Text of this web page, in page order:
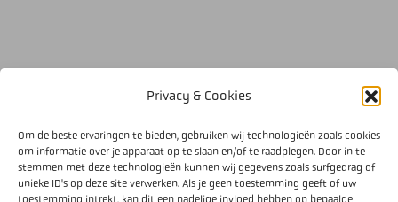
Privacy & Cookies
Om de beste ervaringen te bieden, gebruiken wij technologieën zoals cookies
om informatie over je apparaat op te slaan en/of te raadplegen. Door in te
stemmen met deze technologieën kunnen wij gegevens zoals surfgedrag of
unieke ID's op deze site verwerken. Als je geen toestemming geeft of uw
toestemming intrekt, kan dit een nadelige invloed hebben op bepaalde